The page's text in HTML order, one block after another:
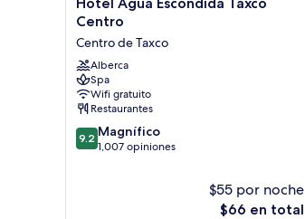
Agua
Taxco
Centro
Centro
de
Taxco
Centro
Centro de Taxco
Alberca
Spa
Wifi gratuito
Restaurantes
9.2
de
9.2 Magnífico
1,007 opiniones
$55 por noche
El
$66 en total